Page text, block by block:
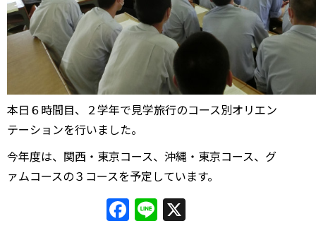
本日６時間目、２学年で見学旅行のコース別オリエン
テーションを行いました。
今年度は、関西・東京コース、沖縄・東京コース、グ
ァムコースの３コースを予定しています。
Facebook
Line